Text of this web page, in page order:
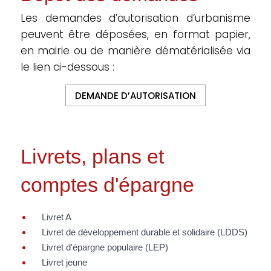
Les demandes d’autorisation d’urbanisme
peuvent être déposées, en format papier,
en mairie ou de manière dématérialisée via
le lien ci-dessous :
DEMANDE D’AUTORISATION
Livrets, plans et
comptes d'épargne
Livret A
Livret de développement durable et solidaire (LDDS)
Livret d'épargne populaire (LEP)
Livret jeune